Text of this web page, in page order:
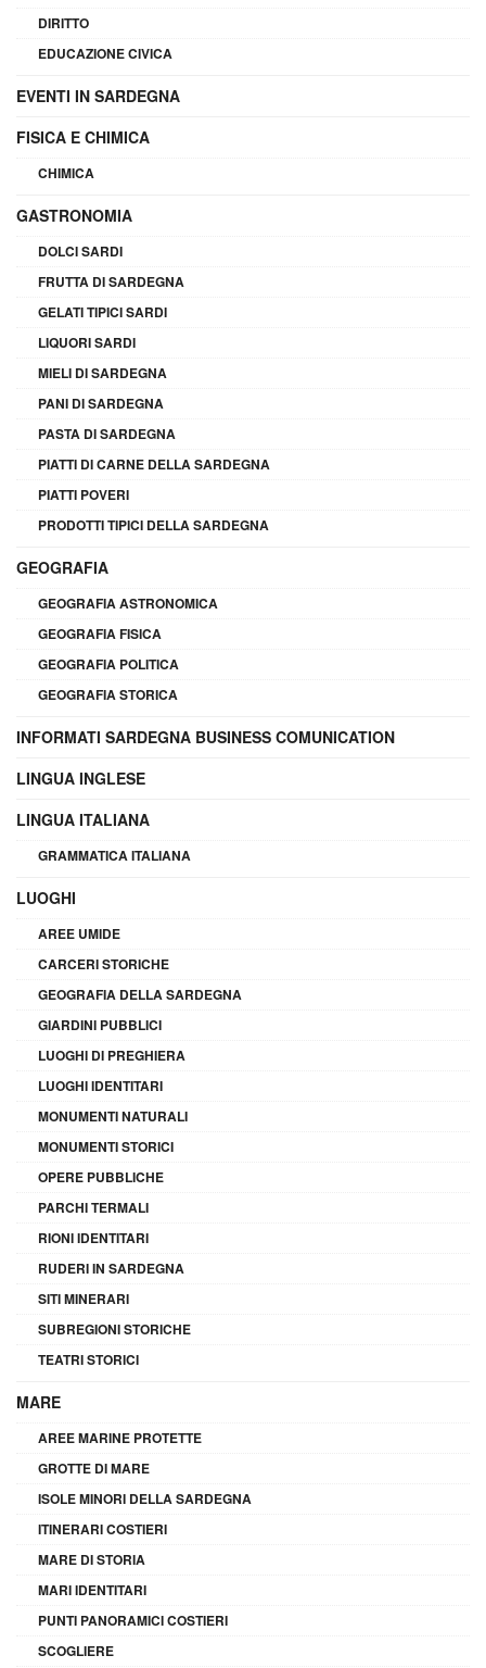
DIRITTO
EDUCAZIONE CIVICA
EVENTI IN SARDEGNA
FISICA E CHIMICA
CHIMICA
GASTRONOMIA
DOLCI SARDI
FRUTTA DI SARDEGNA
GELATI TIPICI SARDI
LIQUORI SARDI
MIELI DI SARDEGNA
PANI DI SARDEGNA
PASTA DI SARDEGNA
PIATTI DI CARNE DELLA SARDEGNA
PIATTI POVERI
PRODOTTI TIPICI DELLA SARDEGNA
GEOGRAFIA
GEOGRAFIA ASTRONOMICA
GEOGRAFIA FISICA
GEOGRAFIA POLITICA
GEOGRAFIA STORICA
INFORMATI SARDEGNA BUSINESS COMUNICATION
LINGUA INGLESE
LINGUA ITALIANA
GRAMMATICA ITALIANA
LUOGHI
AREE UMIDE
CARCERI STORICHE
GEOGRAFIA DELLA SARDEGNA
GIARDINI PUBBLICI
LUOGHI DI PREGHIERA
LUOGHI IDENTITARI
MONUMENTI NATURALI
MONUMENTI STORICI
OPERE PUBBLICHE
PARCHI TERMALI
RIONI IDENTITARI
RUDERI IN SARDEGNA
SITI MINERARI
SUBREGIONI STORICHE
TEATRI STORICI
MARE
AREE MARINE PROTETTE
GROTTE DI MARE
ISOLE MINORI DELLA SARDEGNA
ITINERARI COSTIERI
MARE DI STORIA
MARI IDENTITARI
PUNTI PANORAMICI COSTIERI
SCOGLIERE